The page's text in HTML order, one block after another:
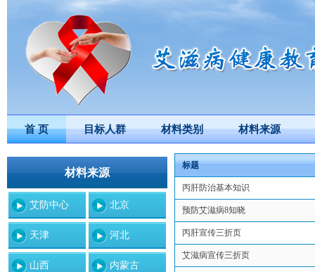
首 页 目标人群 材料类别 材料来源
材料来源
艾防中心 北京
天津 河北
山西 内蒙古
标题
丙肝防治基本知识
预防艾滋病8知晓
丙肝宣传三折页
艾滋病宣传三折页